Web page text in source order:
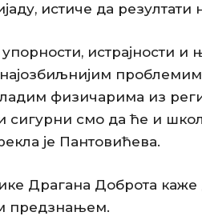
истиче да резултати
истрајности
физичарима из
смо да ће и
је Пантовићева.
Драгана Доброта каже
предзнањем.